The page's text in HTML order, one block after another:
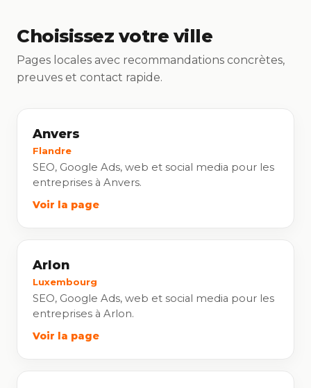
Choisissez votre ville
Pages locales avec recommandations concrètes,
preuves et contact rapide.
Anvers
Flandre
SEO, Google Ads, web et social media pour les
entreprises à Anvers.
Voir la page
Arlon
Luxembourg
SEO, Google Ads, web et social media pour les
entreprises à Arlon.
Voir la page